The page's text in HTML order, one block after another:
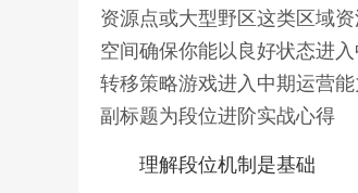
资源点或大型野区这类区域
空间确保你能以良好状态进
转移策略游戏进入中期运营
副标题为段位进阶实战心得
理解段位机制是基础